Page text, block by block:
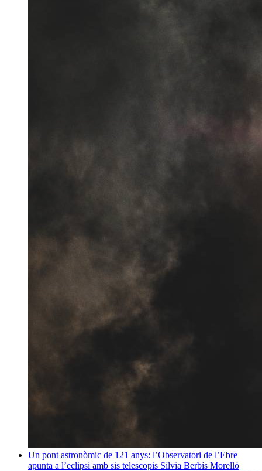
Un pont astronòmic de 121 anys: l’Observatori de l’Ebre
apunta a l’eclipsi amb sis telescopis Sílvia Berbís Morelló